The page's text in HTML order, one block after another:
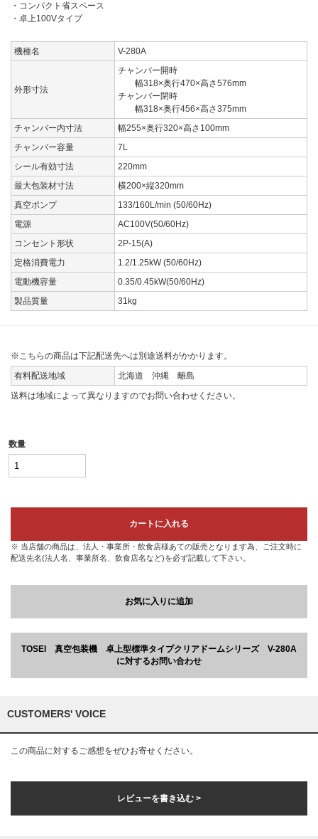
・コンパクト省スペース
・卓上100Vタイプ
機種名 V-280A
外形寸法
チャンバー開時
幅318×奥行470×高さ576mm
チャンバー閉時
幅318×奥行456×高さ375mm
チャンバー内寸法
幅255×奥行320×高さ100mm
チャンバー容量
7L
シール有効寸法
220mm
最大包装材寸法
横200×縦320mm
真空ポンプ
133/160L/min (50/60Hz)
電源
AC100V(50/60Hz)
コンセント形状
2P-15(A)
定格消費電力
1.2/1.25kW (50/60Hz)
電動機容量
0.35/0.45kW(50/60Hz)
製品質量
31kg
※こちらの商品は下記配送先へは別途送料がかかります。
有料配送地域
北海道 沖縄 離島
送料は地域によって異なりますのでお問い合わせください。
数量
カートに入れる
※ 当店舗の商品は、法人・事業所・飲食店様あての販売となります為、ご注文時に
配送先名(法人名、事業所名、飲食店名など)を必ず記載して下さい。
お気に入りに追加
TOSEI 真空包装機 卓上型標準タイプクリアドームシリーズ V-280A
に対するお問い合わせ
CUSTOMERS' VOICE
この商品に対するご感想をぜひお寄せください。
レビューを書き込む >